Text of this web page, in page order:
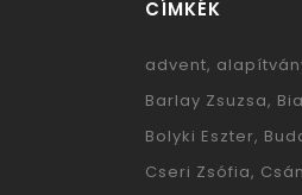
CÍMKÉK
advent
Barlay Zsuzsa
Bolyki Eszter
Cseri Zsófia